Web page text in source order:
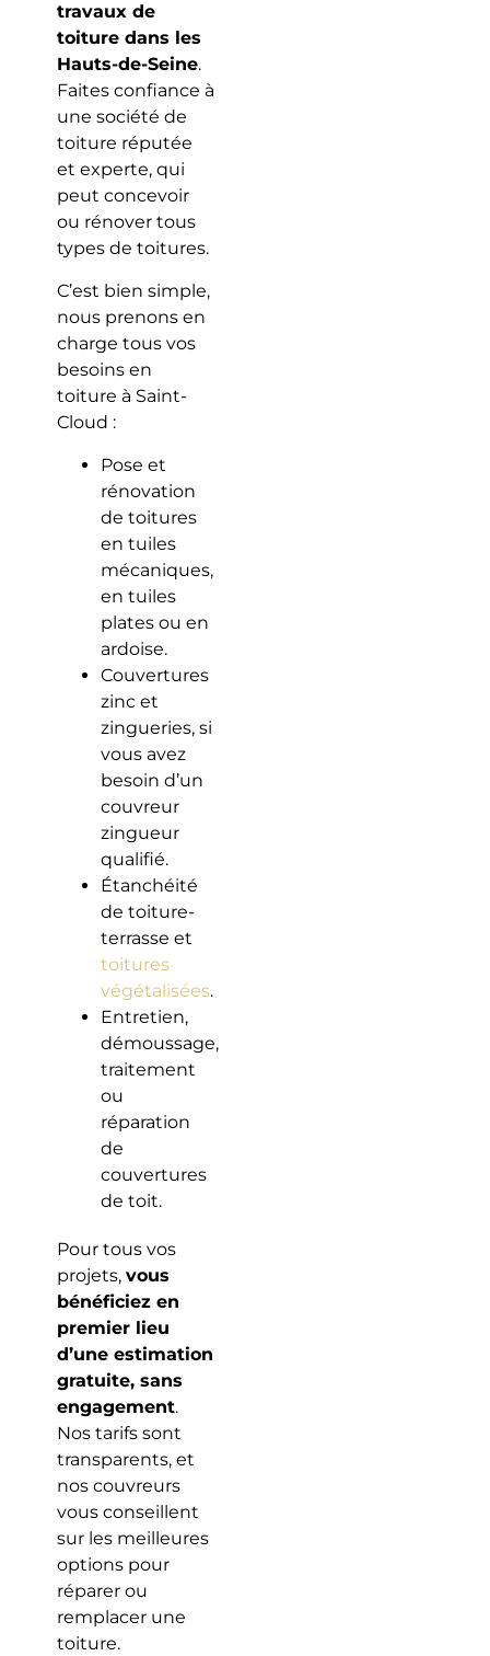
travaux de
toiture dans les
Hauts-de-Seine.
Faites confiance à
une société de
toiture réputée
et experte, qui
peut concevoir
ou rénover tous
types de toitures.
C’est bien simple,
nous prenons en
charge tous vos
besoins en
toiture à Saint-
Cloud :
Pose et
rénovation
de toitures
en tuiles
mécaniques,
en tuiles
plates ou en
ardoise.
Couvertures
zinc et
zingueries, si
vous avez
besoin d’un
couvreur
zingueur
qualifié.
Étanchéité
de toiture-
terrasse et
toitures
végétalisées.
Entretien,
démoussage,
traitement
ou
réparation
de
couvertures
de toit.
Pour tous vos
projets, vous
bénéficiez en
premier lieu
d’une estimation
gratuite, sans
engagement.
Nos tarifs sont
transparents, et
nos couvreurs
vous conseillent
sur les meilleures
options pour
réparer ou
remplacer une
toiture.